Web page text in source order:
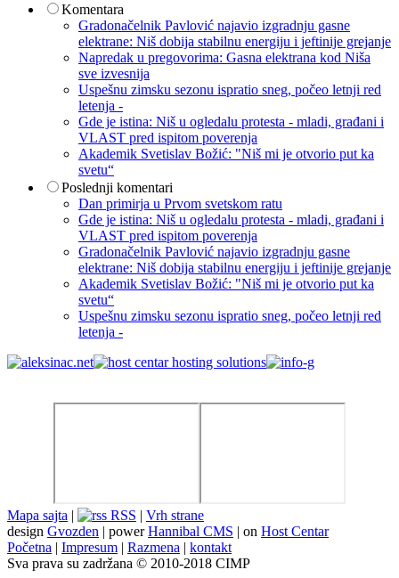
Komentara
Gradonačelnik Pavlović najavio izgradnju gasne
elektrane: Niš dobija stabilnu energiju i jeftinije grejanje
Napredak u pregovorima: Gasna elektrana kod Niša
sve izvesnija
Uspešnu zimsku sezonu ispratio sneg, počeo letnji red
letenja -
Gde je istina: Niš u ogledalu protesta - mladi, građani i
VLAST pred ispitom poverenja
Akademik Svetislav Božić: "Niš mi je otvorio put ka
svetu“
Poslednji komentari
Dan primirja u Prvom svetskom ratu
Gde je istina: Niš u ogledalu protesta - mladi, građani i
VLAST pred ispitom poverenja
Gradonačelnik Pavlović najavio izgradnju gasne
elektrane: Niš dobija stabilnu energiju i jeftinije grejanje
Akademik Svetislav Božić: "Niš mi je otvorio put ka
svetu“
Uspešnu zimsku sezonu ispratio sneg, počeo letnji red
letenja -
Mapa sajta | RSS | Vrh strane
design Gvozden | powerHannibal CMS | on Host Centar
Početna | Impresum | Razmena | kontakt
Sva prava su zadržana © 2010-2018 CIMP